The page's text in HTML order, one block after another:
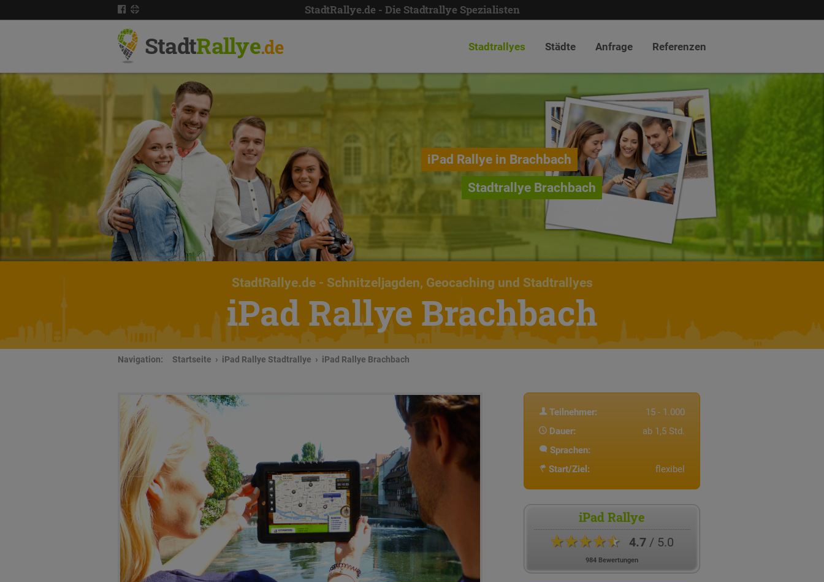
StadtRallye.de - Die Stadtrallye Spezialisten
StadtRallye.de Stadtrallyes Städte Anfrage Referenzen
iPad Rallye in Brachbach
Stadtrallye Brachbach
StadtRallye.de- Schnitzeljagden, Geocaching und Stadtrallyes
iPad Rallye Brachbach
Navigation: Startseite iPad Rallye Stadtrallye iPad Rallye Brachbach
Teilnehmer:
15 - 1.000
Dauer:
ab 1,5 Std.
Sprachen:
Start/Ziel:
flexibel
iPad Rallye
★★★★★ 4.7/ 5.0
984 Bewertungen